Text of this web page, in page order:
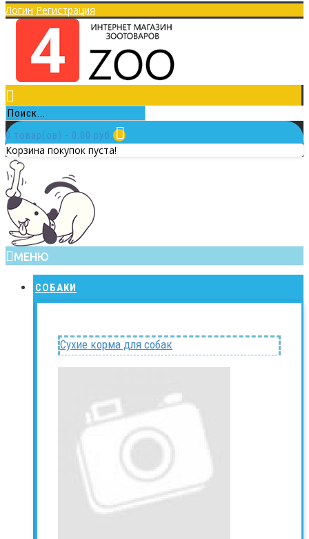
Логин Регистрация
0 товар(ов) - 0.00 руб.
Корзина покупок пуста!
МЕНЮ
СОБАКИ
Сухие корма для собак